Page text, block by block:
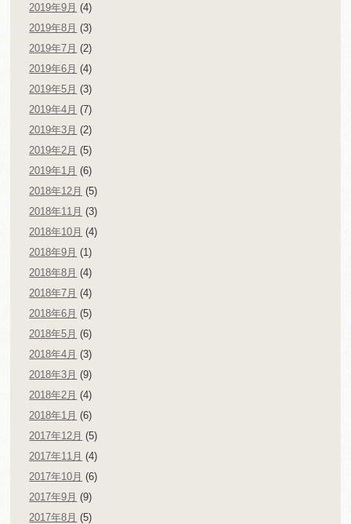
2019年9月 (4)
2019年8月 (3)
2019年7月 (2)
2019年6月 (4)
2019年5月 (3)
2019年4月 (7)
2019年3月 (2)
2019年2月 (5)
2019年1月 (6)
2018年12月 (5)
2018年11月 (3)
2018年10月 (4)
2018年9月 (1)
2018年8月 (4)
2018年7月 (4)
2018年6月 (5)
2018年5月 (6)
2018年4月 (3)
2018年3月 (9)
2018年2月 (4)
2018年1月 (6)
2017年12月 (5)
2017年11月 (4)
2017年10月 (6)
2017年9月 (9)
2017年8月 (5)